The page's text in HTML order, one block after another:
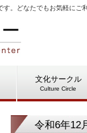
。どなたでもお気軽にご
文化サークル
Culture Circle
令和6年12